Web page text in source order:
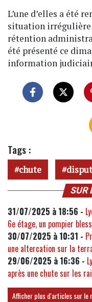
L’une d’elles a été
situation irrégulière,
rétention
été présenté ce
information
Tags :
chute
SUR
31/07/2025 à 18:56 -
6e étage, un pompier
30/07/2025 à 10:31 -
une altercation sur la
29/06/2025 à 16:36 -
après une chute sur les
Afficher plus d'articles sur le